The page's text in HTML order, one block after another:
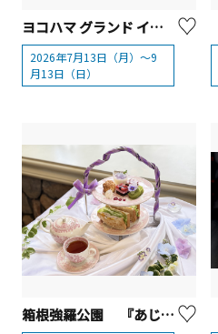
ヨコハマ グランド インターコンチネンタル ホテル「桃のアフタヌーンティー」
2026年7月13日（月）～9
月13日（日）
箱根強羅公園 『あじさいアフタヌーンティー』【箱根町】